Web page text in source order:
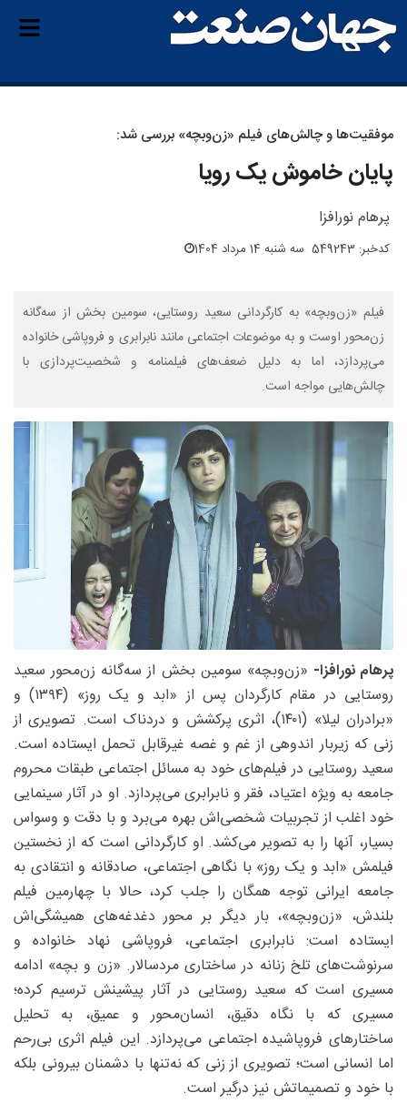
موفقیت‌ها و چالش‌های فیلم «زن‌وبچه» بررسی شد:
پایان خاموش یک رویا
پرهام نورافزا
کدخبر: 549243 سه شنبه 14 مرداد 1404
فیلم «زن‌وبچه» به کارگردانی سعید روستایی، سومین بخش از سه‌گانه
زن‌محور اوست و به موضوعات اجتماعی مانند نابرابری و فروپاشی خانواده
می‌پردازد، اما به دلیل ضعف‌های فیلمنامه و شخصیت‌پردازی با
چالش‌هایی مواجه است.
پرهام نورافزا- «زن‌وبچه» سومین بخش از سه‌گانه زن‌محور سعید
روستایی در مقام کارگردان پس از «ابد و یک روز» (۱۳۹۴) و
«برادران لیلا» (۱۴۰۱)، اثری پرکشش و دردناک است. تصویری از
زنی که زیربار اندوهی از غم و غصه غیرقابل تحمل ایستاده است.
سعید روستایی در فیلم‌های خود به مسائل اجتماعی طبقات محروم
جامعه به ویژه اعتیاد، فقر و نابرابری می‌پردازد. او در آثار سینمایی
خود اغلب از تجربیات شخصی‌اش بهره می‌برد و با دقت و وسواس
بسیار، آنها را به تصویر می‌کشد. او کارگردانی است که از نخستین
فیلمش «ابد و یک روز» با نگاهی اجتماعی، صادقانه و انتقادی به
جامعه ایرانی توجه همگان را جلب کرد، حالا با چهارمین فیلم
بلندش، «زن‌وبچه»، بار دیگر بر محور دغدغه‌های همیشگی‌اش
ایستاده است: نابرابری اجتماعی، فروپاشی نهاد خانواده و
سرنوشت‌های تلخ زنانه در ساختاری مردسالار. «زن و بچه» ادامه
مسیری است که سعید روستایی در آثار پیشینش ترسیم کرده؛
مسیری که با نگاه دقیق، انسان‌محور و عمیق، به تحلیل
ساختارهای فروپاشیده اجتماعی می‌پردازد. این فیلم اثری بی‌رحم
اما انسانی است؛ تصویری از زنی که نه‌تنها با دشمنان بیرونی بلکه
با خود و تصمیماتش نیز درگیر است.